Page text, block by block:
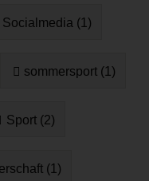
Socialmedia (1)
sommersport (1)
Sport (2)
(1)